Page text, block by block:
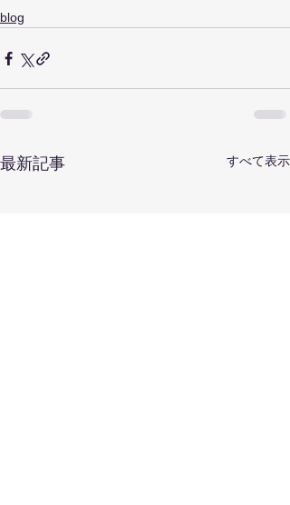
blog
最新記事 すべて表示